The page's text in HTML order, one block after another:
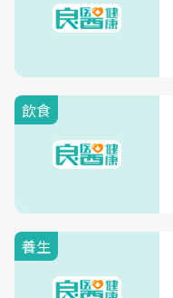
飲食
養生